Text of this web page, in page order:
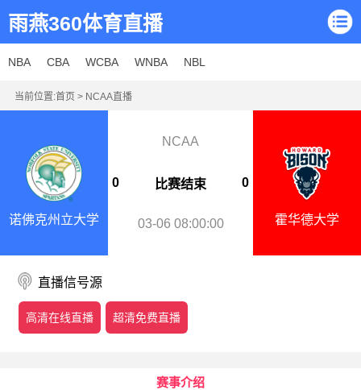
雨燕360体育直播
NBA CBA WCBA WNBA NBL
当前位置:首页 > NCAA直播
诺佛克州立大学
NCAA
0 比赛结束 0
03-06 08:00:00 霍华德大学
直播信号源
高清在线直播 超清免费直播
赛事介绍